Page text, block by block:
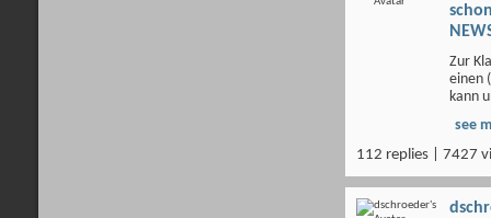
Zur
einen
kann
see
112 replies | 7427